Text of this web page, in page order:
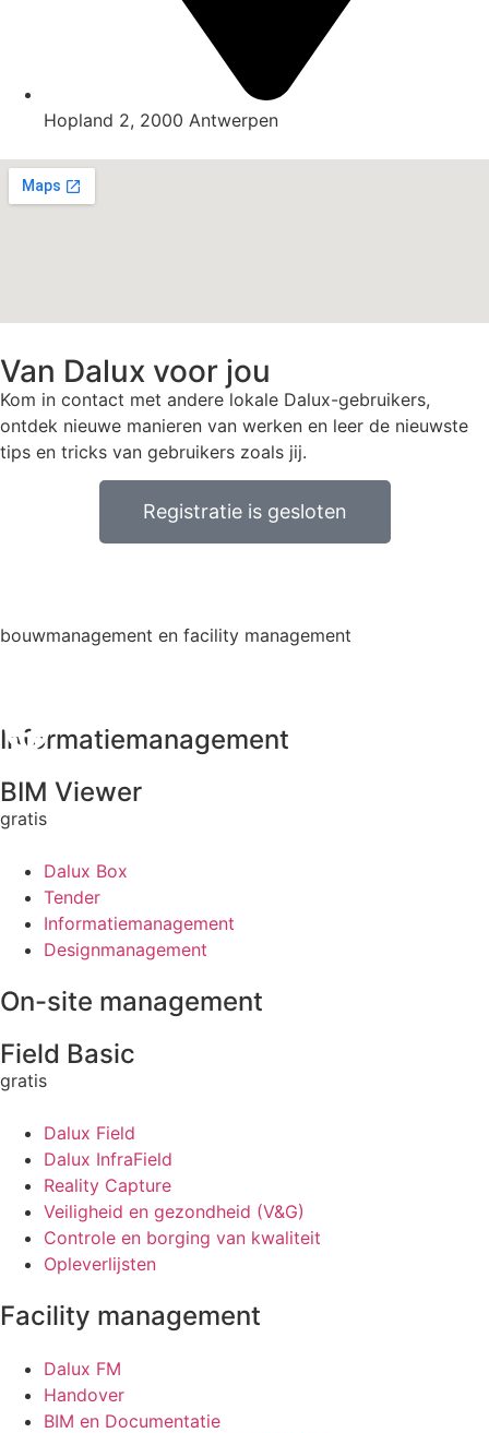
Hopland 2, 2000 Antwerpen
Van Dalux voor jou
Kom in contact met andere lokale Dalux-gebruikers,
ontdek nieuwe manieren van werken en leer de nieuwste
tips en tricks van gebruikers zoals jij.
Registratie is gesloten
bouwmanagement en facility management
Informatiemanagement
BIM Viewer
gratis
Dalux Box
Tender
Informatiemanagement
Designmanagement
On-site management
Field Basic
gratis
Dalux Field
Dalux InfraField
Reality Capture
Veiligheid en gezondheid (V&G)
Controle en borging van kwaliteit
Opleverlijsten
Facility management
Dalux FM
Handover
BIM en Documentatie